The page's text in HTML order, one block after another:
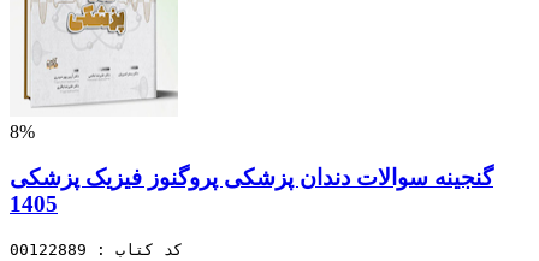
8%
گنجینه سوالات دندان پزشکی پروگنوز فیزیک پزشکی
1405
کد کتاب : 00122889